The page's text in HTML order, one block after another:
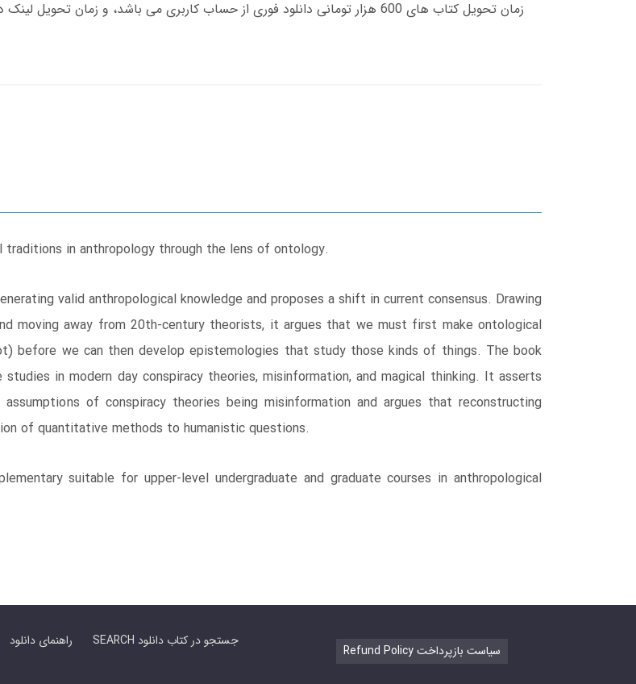
in anthropology through the lens of ontology.
valid anthropological knowledge and proposes a shift in current consensus. Drawing
moving away from 20th-century theorists, it argues that we must first make ontological
before we can then develop epistemologies that study those kinds of things. The book
in modern day conspiracy theories, misinformation, and magical thinking. It asserts
of conspiracy theories being misinformation and argues that reconstructing
of quantitative methods to humanistic questions.
suitable for upper-level undergraduate and graduate courses in anthropological
راهنمای دانلود SEARCH جستجو در کتاب دانلود
Refund Policy سیاست بازپرداخت